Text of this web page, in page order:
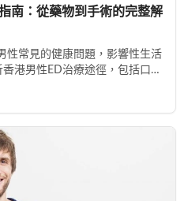
南：從藥物到手術的完整解
性常見的健康問題，影響性生活
港男性ED治療途徑，包括口服
。